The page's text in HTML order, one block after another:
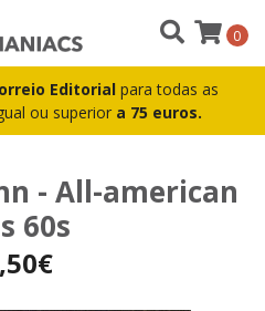
Editorial para todas as
ou superior a 75 euros.
0
- All-american
60s